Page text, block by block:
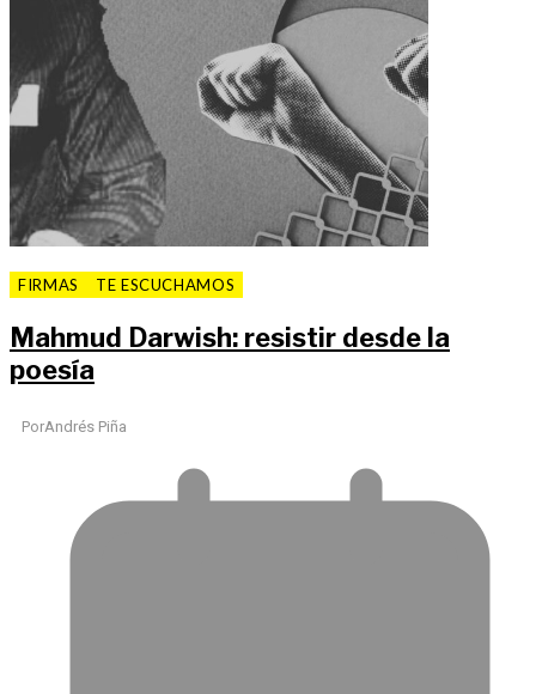
FIRMAS TE ESCUCHAMOS
Mahmud Darwish: resistir desde la
poesía
PorAndrés Piña